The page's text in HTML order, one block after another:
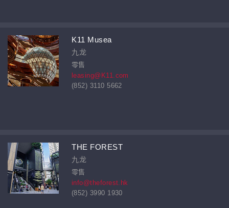
K11 Musea
九龙
零售
leasing@K11.com
(852) 3110 5662
THE FOREST
九龙
零售
info@theforest.hk
(852) 3990 1930